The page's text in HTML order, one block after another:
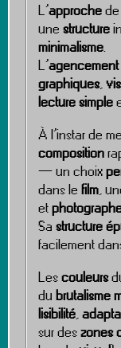
L’approche
une structure
minimalisme.
L’
graphiques,
lecture simple
À l’instar de
composition
— un choix
dans le film,
et
Sa structure
facilement
Lescouleurs
du brutalisme
lisibilité,
sur deszones